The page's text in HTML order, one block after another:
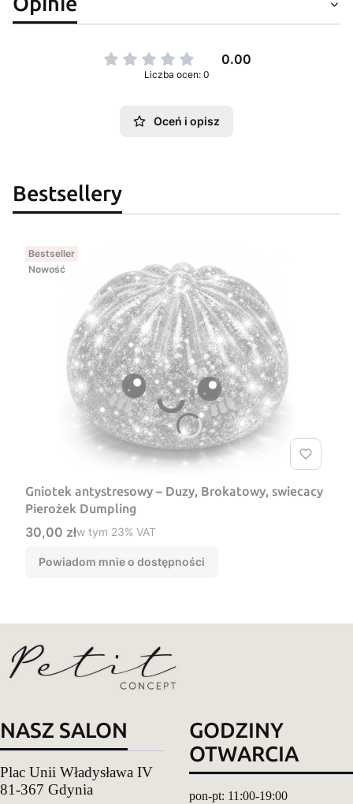
0.00
Liczba ocen: 0
Oceń i opisz
Bestsellery
Bestseller
Nowość
Gniotek antystresowy – Duzy, Brokatowy, swiecacy
Pierożek Dumpling
Cena brutto
30,00 złw tym %s VAT
w tym 23% VAT
Powiadom mnie o dostępności
NASZ SALON
Plac Unii Władysława IV
81-367 Gdynia
GODZINY
OTWARCIA
pon-pt: 11:00-19:00